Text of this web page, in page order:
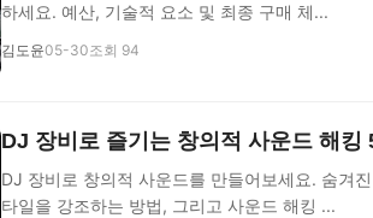
하세요. 예산, 기술적 요소 및 최종 구매 체...
김도윤05-30조회 94
DJ 장비로 즐기는 창의적 사운드 해킹
DJ 장비로 창의적 사운드를 만들어보세요. 숨겨
타일을 강조하는 방법, 그리고 사운드 해킹 ...